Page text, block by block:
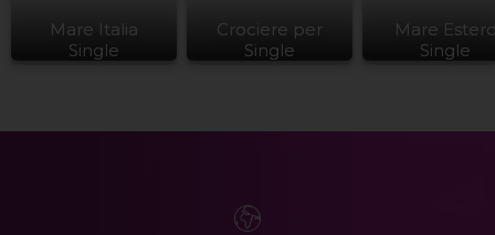
Mare Italia
Single
Crociere per
Single
Mare
Single